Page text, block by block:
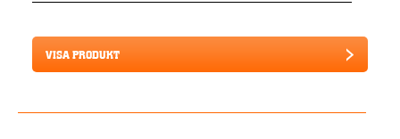
VISA PRODUKT